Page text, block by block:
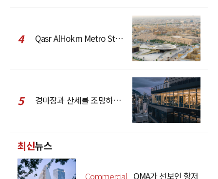
4 Qasr AlHokm Metro Station, 구도심과 현대 공공 인프라의 접점을 제안하다
5 경마장과 산세를 조망하는 CCD Hong Kong Creative Center
최신뉴스
Commercial OMA가 선보인 항저